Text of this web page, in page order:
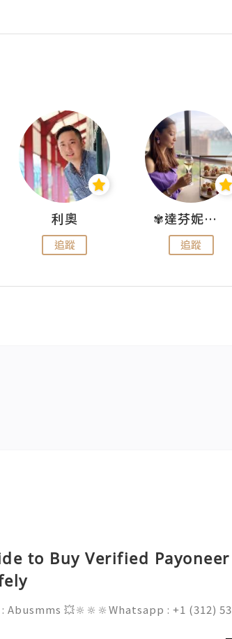
利奧
追蹤
✾達芬妮•愛孩子•愛生活✾
追蹤
to Buy Verified Payoneer
Abusmms 💥🔆🔆🔆Whatsapp : +1 (312) 53